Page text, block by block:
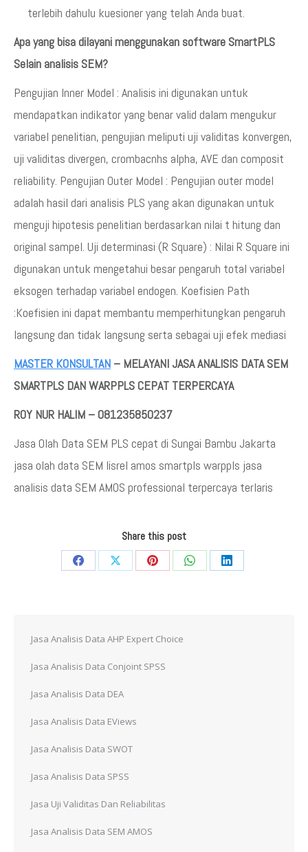
terlebih dahulu kuesioner yang telah Anda buat.
Apa yang bisa dilayani menggunakan software SmartPLS
Selain analisis SEM?
Pengujian Inner Model : Analisis ini digunakan untuk
mendapatkan indikator yang benar valid dalam mengukur
variabel penelitian, pengujian meliputi uji validitas konvergen,
uji validitas divergen, crombacnhs alpha, AVE dan composit
reliability. Pengujian Outer Model : Pengujian outer model
adalah hasil dari analisis PLS yang akan digunakan untuk
menguji hipotesis penelitian berdasarkan nilai t hitung dan
original sampel. Uji determinasi (R Square) : Nilai R Square ini
digunakan untuk mengetahui besar pengaruh total variabel
eksogen terhadap variabel endogen. Koefisien Path
:Koefisien ini dapat membantu memperhitungkan pengaruh
langsung dan tidak langsung serta sebagai uji efek mediasi
MASTER KONSULTAN – MELAYANI JASA ANALISIS DATA SEM
SMARTPLS DAN WARPPLS CEPAT TERPERCAYA
ROY NUR HALIM – 081235850237
Jasa Olah Data SEM PLS cepat di Sungai Bambu Jakarta
jasa olah data SEM lisrel amos smartpls warppls jasa
analisis data SEM AMOS professional terpercaya terlaris
Share this post
Share
Share
Share
Share
Share
Jasa Analisis Data AHP Expert Choice
Jasa Analisis Data Conjoint SPSS
Jasa Analisis Data DEA
Jasa Analisis Data EViews
Jasa Analisis Data SWOT
Jasa Analisis Data SPSS
Jasa Uji Validitas Dan Reliabilitas
Jasa Analisis Data SEM AMOS